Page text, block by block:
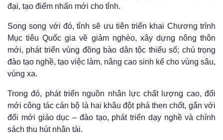
đại, tạo điểm nhấn mới cho tỉnh.
Song song với đó, tỉnh sẽ ưu tiên triển khai Chương trình
Mục tiêu Quốc gia về giảm nghèo, xây dựng nông thôn
mới, phát triển vùng đồng bào dân tộc thiểu số; chú trọng
đào tạo nghề, tạo việc làm, nâng cao sinh kế cho vùng sâu,
vùng xa.
Trong đó, phát triển nguồn nhân lực chất lượng cao, đổi
mới công tác cán bộ là hai khâu đột phá then chốt, gắn với
đổi mới giáo dục – đào tạo, phát triển dạy nghề và chính
sách thu hút nhân tài.